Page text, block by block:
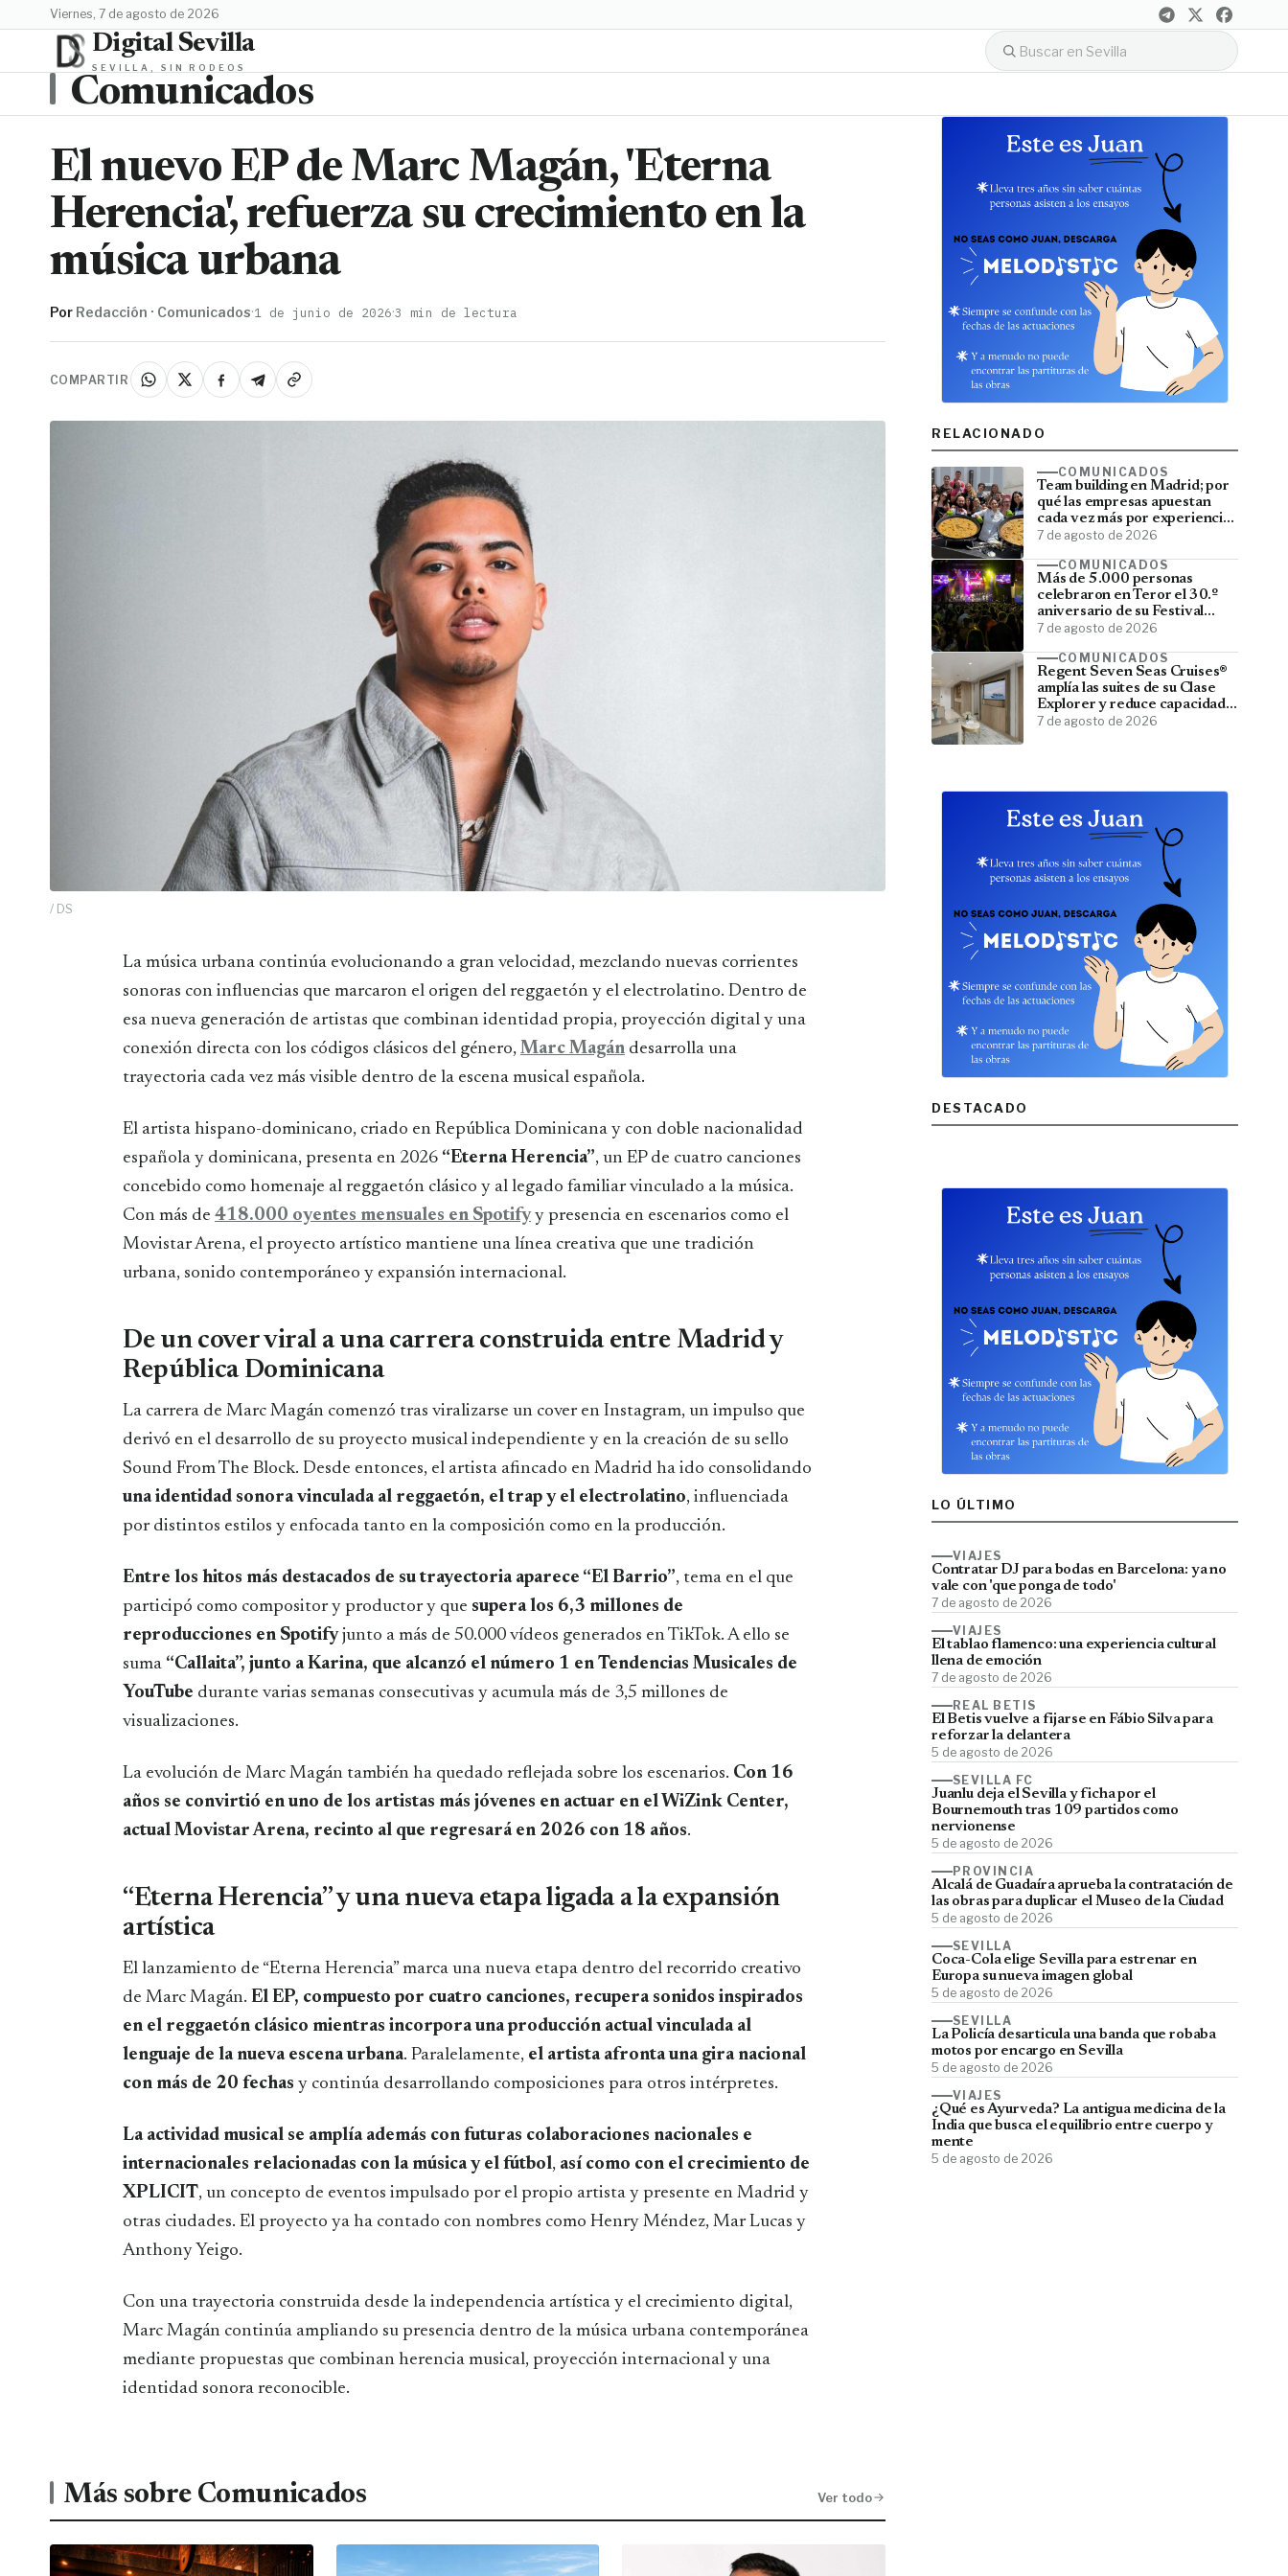
viernes, 7 de agosto de 2026
Digital Sevilla
SEVILLA, SIN RODEOS
Comunicados
El nuevo EP de Marc Magán, 'Eterna
Herencia', refuerza su crecimiento en la
música urbana
Por Redacción · Comunicados·1 de junio de 2026·3 min de lectura
COMPARTIR
/ DS
La música urbana continúa evolucionando a gran velocidad, mezclando nuevas corrientes
sonoras con influencias que marcaron el origen del reggaetón y el electrolatino. Dentro de
esa nueva generación de artistas que combinan identidad propia, proyección digital y una
conexión directa con los códigos clásicos del género, Marc Magán desarrolla una
trayectoria cada vez más visible dentro de la escena musical española.
El artista hispano-dominicano, criado en República Dominicana y con doble nacionalidad
española y dominicana, presenta en 2026 “Eterna Herencia”, un EP de cuatro canciones
concebido como homenaje al reggaetón clásico y al legado familiar vinculado a la música.
Con más de 418.000 oyentes mensuales en Spotifyy presencia en escenarios como el
Movistar Arena, el proyecto artístico mantiene una línea creativa que une tradición
urbana, sonido contemporáneo y expansión internacional.
De un cover viral a una carrera construida entre Madrid y
República Dominicana
La carrera de Marc Magán comenzó tras viralizarse un cover en Instagram, un impulso que
derivó en el desarrollo de su proyecto musical independiente y en la creación de su sello
Sound From The Block. Desde entonces, el artista afincado en Madrid ha ido consolidando
una identidad sonora vinculada al reggaetón, el trap y el electrolatino, influenciada
por distintos estilos y enfocada tanto en la composición como en la producción.
Entre los hitos más destacados de su trayectoria aparece “El Barrio”, tema en el que
participó como compositor y productor y que supera los 6,3 millones de
reproducciones en Spotifyjunto a más de 50.000 vídeos generados en TikTok. A ello se
suma “Callaita”, junto a Karina, que alcanzó el número 1 en Tendencias Musicales de
YouTube durante varias semanas consecutivas y acumula más de 3,5 millones de
visualizaciones.
La evolución de Marc Magán también ha quedado reflejada sobre los escenarios. Con 16
años se convirtió en uno de los artistas más jóvenes en actuar en el WiZink Center,
actual Movistar Arena, recinto al que regresará en 2026 con 18 años.
“Eterna Herencia” y una nueva etapa ligada a la expansión
artística
El lanzamiento de “Eterna Herencia” marca una nueva etapa dentro del recorrido creativo
de Marc Magán. El EP, compuesto por cuatro canciones, recupera sonidos inspirados
en el reggaetón clásico mientras incorpora una producción actual vinculada al
lenguaje de la nueva escena urbana. Paralelamente, el artista afronta una gira nacional
con más de 20 fechas y continúa desarrollando composiciones para otros intérpretes.
La actividad musical se amplía además con futuras colaboraciones nacionales e
internacionales relacionadas con la música y el fútbol, así como con el crecimiento de
XPLICIT, un concepto de eventos impulsado por el propio artista y presente en Madrid y
otras ciudades. El proyecto ya ha contado con nombres como Henry Méndez, Mar Lucas y
Anthony Yeigo.
Con una trayectoria construida desde la independencia artística y el crecimiento digital,
Marc Magán continúa ampliando su presencia dentro de la música urbana contemporánea
mediante propuestas que combinan herencia musical, proyección internacional y una
identidad sonora reconocible.
Más sobre Comunicados Ver todo
RELACIONADO
COMUNICADOS
Team building en Madrid; por
qué las empresas apuestan
cada vez más por experiencias
que fortalecen sus equipos
7 de agosto de 2026
COMUNICADOS
Más de 5.000 personas
celebraron en Teror el 30.º
aniversario de su Festival
Latino
7 de agosto de 2026
COMUNICADOS
Regent Seven Seas Cruises®
amplía las suites de su Clase
Explorer y reduce capacidad;
menos pasajeros, más espacio
7 de agosto de 2026
DESTACADO
LO ÚLTIMO
VIAJES
Contratar DJ para bodas en Barcelona: ya no
vale con 'que ponga de todo'
7 de agosto de 2026
VIAJES
El tablao flamenco: una experiencia cultural
llena de emoción
7 de agosto de 2026
REAL BETIS
El Betis vuelve a fijarse en Fábio Silva para
reforzar la delantera
5 de agosto de 2026
SEVILLA FC
Juanlu deja el Sevilla y ficha por el
Bournemouth tras 109 partidos como
nervionense
5 de agosto de 2026
PROVINCIA
Alcalá de Guadaíra aprueba la contratación de
las obras para duplicar el Museo de la Ciudad
5 de agosto de 2026
SEVILLA
Coca-Cola elige Sevilla para estrenar en
Europa su nueva imagen global
5 de agosto de 2026
SEVILLA
La Policía desarticula una banda que robaba
motos por encargo en Sevilla
5 de agosto de 2026
VIAJES
¿Qué es Ayurveda? La antigua medicina de la
India que busca el equilibrio entre cuerpo y
mente
5 de agosto de 2026